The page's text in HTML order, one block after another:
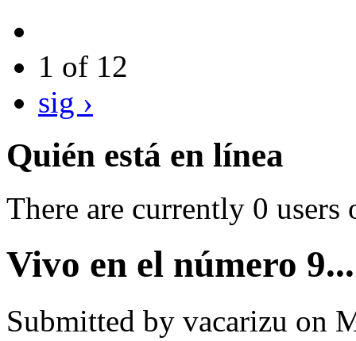
1 of 12
sig ›
Quién está en línea
There are currently 0 users
Vivo en el número 9...
Submitted by vacarizu on